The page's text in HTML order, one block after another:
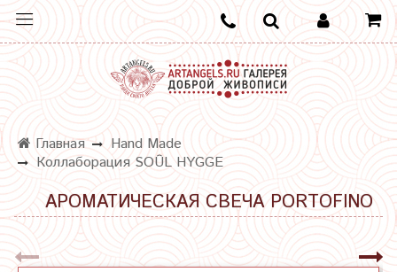
Главная
Hand Made
Коллаборация SOÛL HYGGE
АРОМАТИЧЕСКАЯ СВЕЧА PORTOFINO